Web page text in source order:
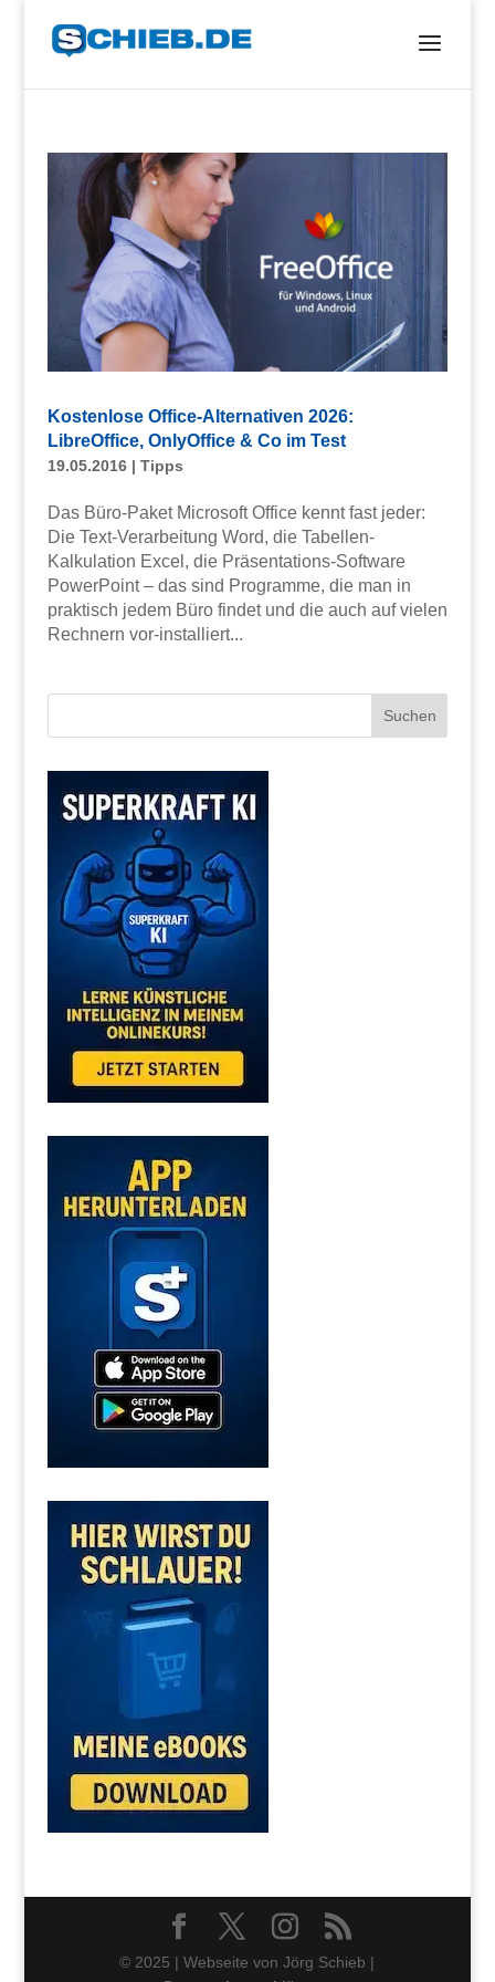
Kostenlose Office-Alternativen 2026:
LibreOffice, OnlyOffice & Co im Test
19.05.2016| Tipps
Das Büro-Paket Microsoft Office kennt fast jeder:
Die Text-Verarbeitung Word, die Tabellen-
Kalkulation Excel, die Präsentations-Software
PowerPoint – das sind Programme, die man in
praktisch jedem Büro findet und die auch auf vielen
Rechnern vor-installiert...
© 2025 | Webseite von Jörg Schieb |